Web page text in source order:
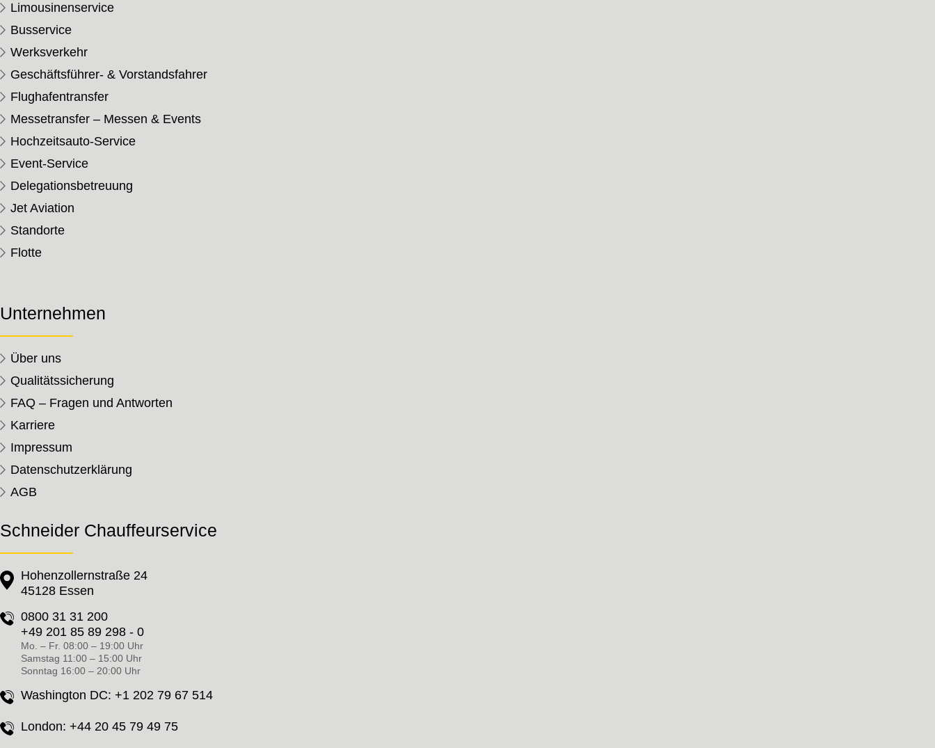
Limousinenservice
Busservice
Werksverkehr
Geschäftsführer- & Vorstandsfahrer
Flughafentransfer
Messetransfer – Messen & Events
Hochzeitsauto-Service
Event-Service
Delegationsbetreuung
Jet Aviation
Standorte
Flotte
Unternehmen
Über uns
Qualitätssicherung
FAQ – Fragen und Antworten
Karriere
Impressum
Datenschutzerklärung
AGB
Schneider Chauffeurservice
Hohenzollernstraße 24
45128 Essen
0800 31 31 200
+49 201 85 89 298 - 0
Mo. – Fr. 08:00 – 19:00 Uhr
Samstag 11:00 – 15:00 Uhr
Sonntag 16:00 – 20:00 Uhr
Washington DC: +1 202 79 67 514
London: +44 20 45 79 49 75